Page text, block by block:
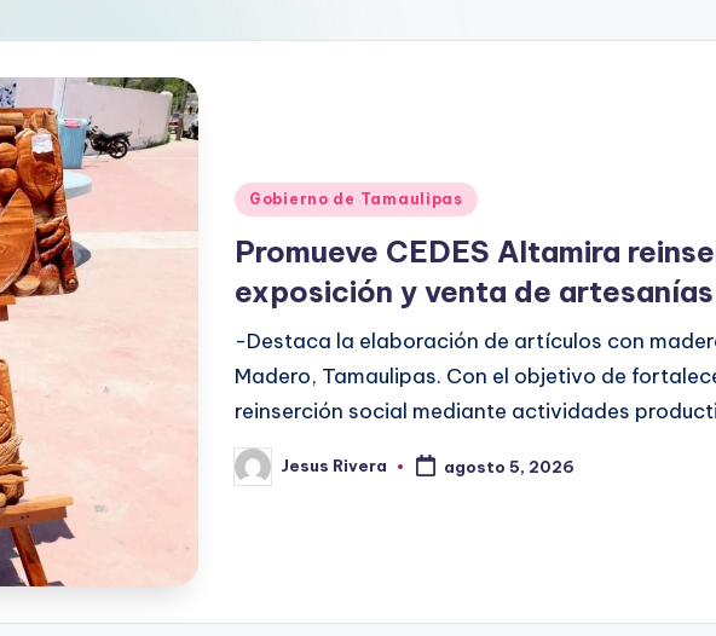
Publicado
Gobierno de Tamaulipas
Promueve CEDES Altamira
exposición y venta de artesanías
-Destaca la elaboración de artículos con
Madero, Tamaulipas. Con el objetivo de
reinserción social mediante actividades
Publicado
por
Jesus Rivera agosto 5, 2026